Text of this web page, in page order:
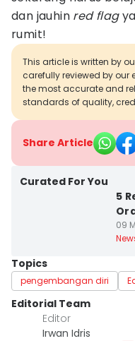
dan jauhin red flag
rumit!
This article is written by
carefully reviewed by our
the most accurate and
standards of quality,
Share Article
Curated For You
5
09
Topics
pengembangan diri
Editorial Team
Editor
Irwan Idris